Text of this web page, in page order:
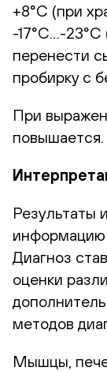
+8°С (при
-17°С…-23°С
перенести
пробирку с
При
повышается.
Результаты
информацию
Диагноз
оценки
методов
Мышцы,